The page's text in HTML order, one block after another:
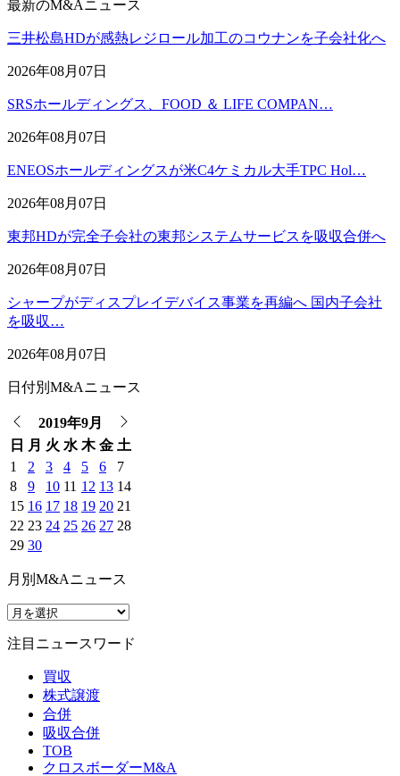
最新のM&Aニュース
三井松島HDが感熱レジロール加工のコウナンを子会社化へ
2026年08月07日
SRSホールディングス、FOOD ＆ LIFE COMPAN…
2026年08月07日
ENEOSホールディングスが米C4ケミカル大手TPC Hol…
2026年08月07日
東邦HDが完全子会社の東邦システムサービスを吸収合併へ
2026年08月07日
シャープがディスプレイデバイス事業を再編へ 国内子会社
を吸収…
2026年08月07日
日付別M&Aニュース
2019年9月
日
月 火 水 木 金 土
1
2 3 4 5 6
7
8
9 10 11 12 13 14
15 16 17 18 19 20 21
22 23 24 25 26 27 28
29 30
月別M&Aニュース
注目ニュースワード
買収
株式譲渡
合併
吸収合併
TOB
クロスボーダーM&A